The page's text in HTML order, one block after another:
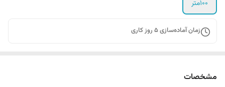
100متر
زمان آماده‌سازی5 روز کاری
مشخصات